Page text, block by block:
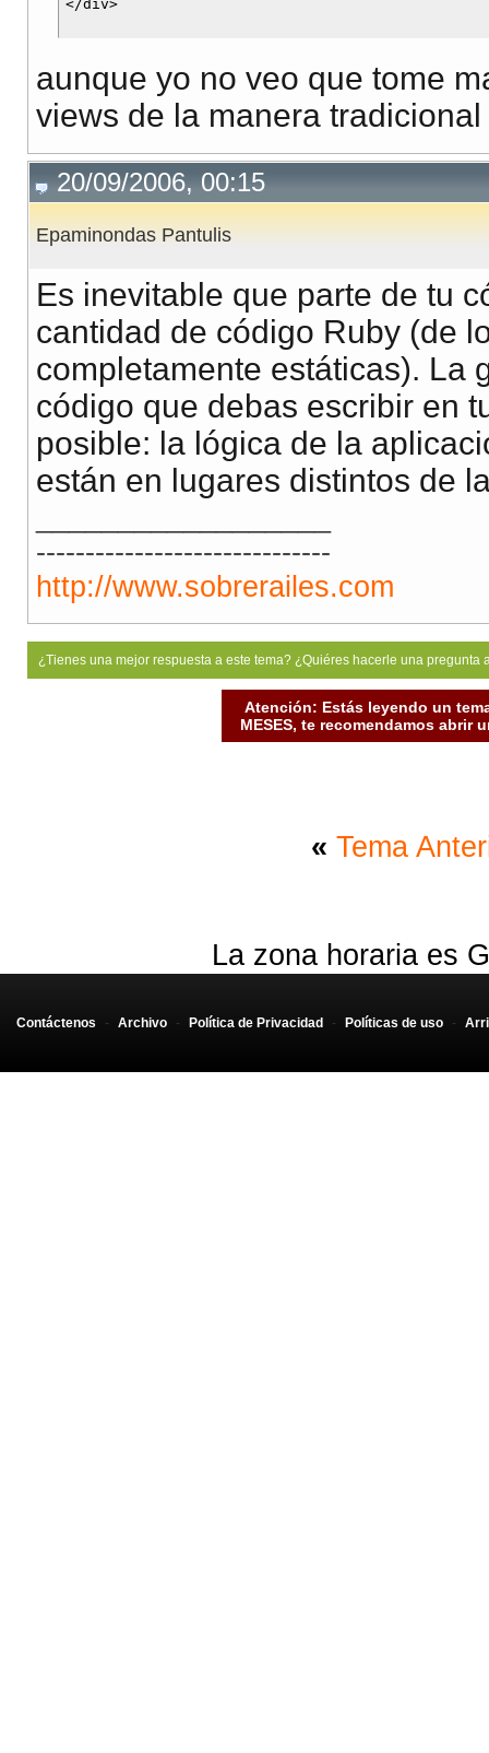
aunque yo no veo que tome
views de la manera tradicional
20/09/2006, 00:15
Epaminondas Pantulis
Es inevitable que parte de tu
cantidad de código Ruby (de
completamente estáticas). La
código que debas escribir en
posible: la lógica de la
están en lugares distintos de
------------------------------
http://www.sobrerailes.com
¿Tienes una mejor respuesta a este tema? ¿Quiéres hacerle una
Atención: Estás leyendo un
MESES, te recomendamos abrir
« Tema
La zona horaria es
Contáctenos - Archivo - Política de Privacidad - Políticas de uso -